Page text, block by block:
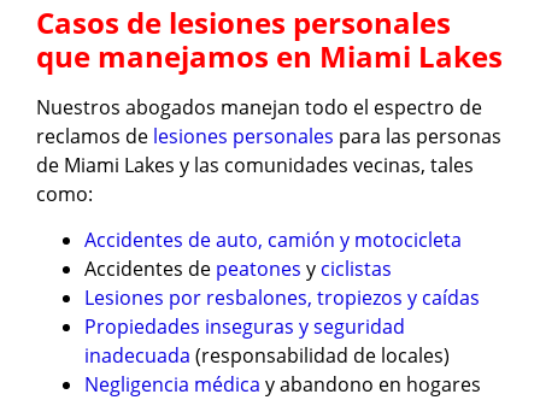
Casos de lesiones personales
que manejamos en Miami Lakes
Nuestros abogados manejan todo el espectro de
reclamos de lesiones personales para las personas
de Miami Lakes y las comunidades vecinas, tales
como:
Accidentes de auto, camión y motocicleta
Accidentes de peatones y ciclistas
Lesiones por resbalones, tropiezos y caídas
Propiedades inseguras y seguridad
inadecuada (responsabilidad de locales)
Negligencia médica y abandono en hogares